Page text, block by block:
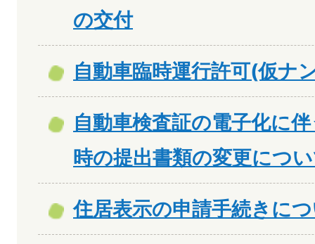
の交付
自動車臨時運行許可(仮ナ
自動車検査証の電子化に
時の提出書類の変更につ
住居表示の申請手続きに